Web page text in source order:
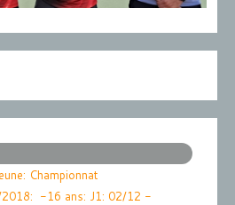
: Championnat
2018: -16 ans: J1: 02/12 -